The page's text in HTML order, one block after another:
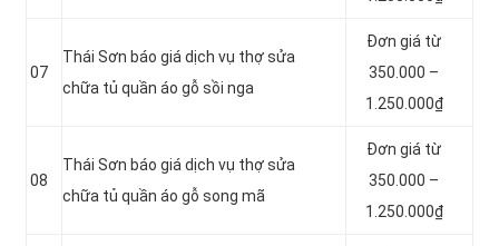
07
Thái Sơn báo giá dịch vụ thợ sửa
chữa tủ quần áo gỗ sồi nga
Đơn giá từ
350.000 –
1.250.000₫
08
Thái Sơn báo giá dịch vụ thợ sửa
chữa tủ quần áo gỗ song mã
Đơn giá từ
350.000 –
1.250.000₫